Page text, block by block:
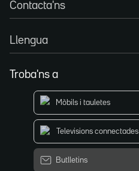
Contacta'ns
Llengua
Troba'ns a
Mòbils i tauletes
Televisions connectades
Butlletins